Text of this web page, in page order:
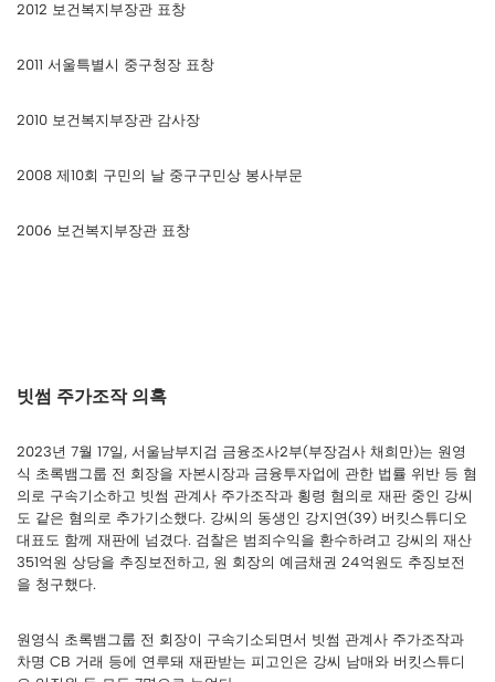
2012 보건복지부장관 표창
2011 서울특별시 중구청장 표창
2010 보건복지부장관 감사장
2008 제10회 구민의 날 중구구민상 봉사부문
2006 보건복지부장관 표창
빗썸 주가조작 의혹
2023년 7월 17일, 서울남부지검 금융조사2부(부장검사 채희만)는 원영
식 초록뱀그룹 전 회장을 자본시장과 금융투자업에 관한 법률 위반 등 혐
의로 구속기소하고 빗썸 관계사 주가조작과 횡령 혐의로 재판 중인 강씨
도 같은 혐의로 추가기소했다. 강씨의 동생인 강지연(39) 버킷스튜디오
대표도 함께 재판에 넘겼다. 검찰은 범죄수익을 환수하려고 강씨의 재산
351억원 상당을 추징보전하고, 원 회장의 예금채권 24억원도 추징보전
을 청구했다.
원영식 초록뱀그룹 전 회장이 구속기소되면서 빗썸 관계사 주가조작과
차명 CB 거래 등에 연루돼 재판받는 피고인은 강씨 남매와 버킷스튜디